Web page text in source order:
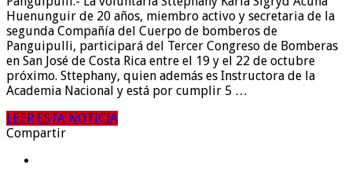
Huenunguir de 20 años, miembro activo y secretaria de la
segunda Compañía del Cuerpo de bomberos de
Panguipulli, participará del Tercer Congreso de Bomberas
en San José de Costa Rica entre el 19 y el 22 de octubre
próximo. Sttephany, quien además es Instructora de la
Academia Nacional y está por cumplir 5 …
LEER ESTA NOTICIA
Compartir